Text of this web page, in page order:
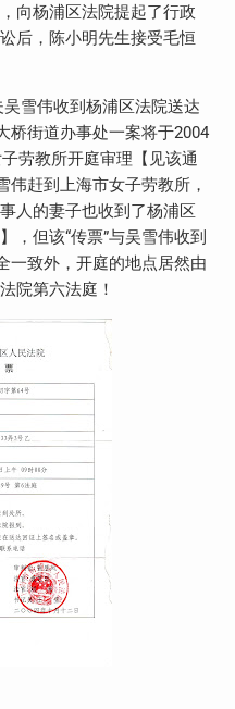
向杨浦区法院提起了行政
后，陈小明先生接受毛恒
雪伟收到杨浦区法院送达
桥街道办事处一案将于2004
劳教所开庭审理【见该通
伟赶到上海市女子劳教所，
人的妻子也收到了杨浦区
，但该“传票”与吴雪伟收到
一致外，开庭的地点居然由
院第六法庭！